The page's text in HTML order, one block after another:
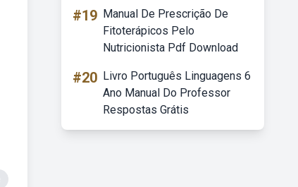
#19 Manual De Prescrição De
Fitoterápicos Pelo
Nutricionista Pdf Download
#20 Livro Português Linguagens 6
Ano Manual Do Professor
Respostas Grátis